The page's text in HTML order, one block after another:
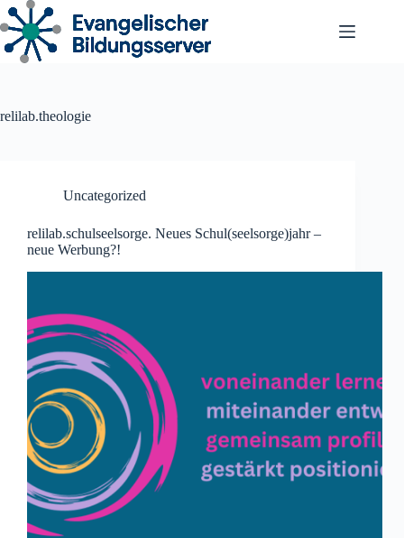
Zum
Inhalt
springen
relilab.theologie
Uncategorized
relilab.schulseelsorge. Neues Schul(seelsorge)jahr –
neue Werbung?!